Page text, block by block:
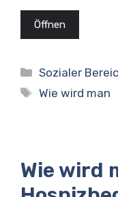
Öffnen
Kategorien
Sozialer
Schlagwörter
Wie wird man
Wie wird